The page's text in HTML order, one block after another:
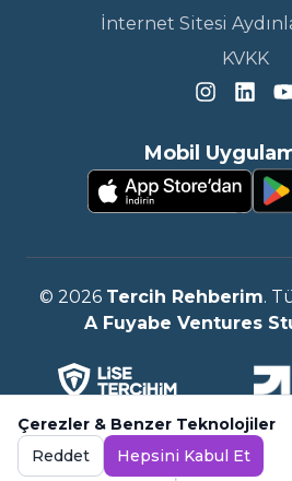
İnternet Sitesi
KVKK
Mobil
© 2026 Tercih Rehberim.
A Fuyabe Ventures
Çerezler & Benzer Teknolojiler
Reddet
Hepsini Kabul Et